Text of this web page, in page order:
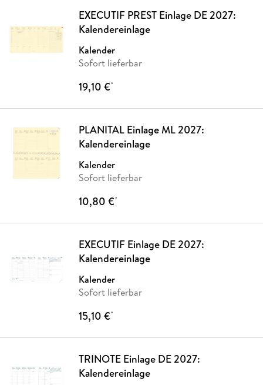
EXECUTIF PREST Einlage DE 2027:
Kalendereinlage
Kalender
Sofort lieferbar
19,10 €*
PLANITAL Einlage ML 2027:
Kalendereinlage
Kalender
Sofort lieferbar
10,80 €*
EXECUTIF Einlage DE 2027:
Kalendereinlage
Kalender
Sofort lieferbar
15,10 €*
TRINOTE Einlage DE 2027:
Kalendereinlage